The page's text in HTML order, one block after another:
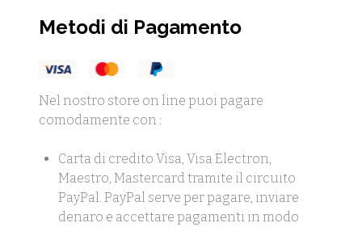
Metodi di Pagamento
Nel nostro store on line puoi pagare
comodamente con :
Carta di credito Visa, Visa Electron,
Maestro, Mastercard tramite il circuito
PayPal. PayPal serve per pagare, inviare
denaro e accettare pagamenti in modo